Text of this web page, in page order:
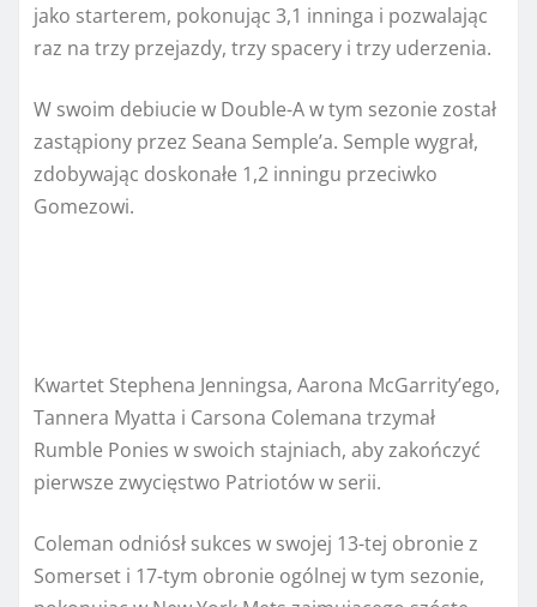
jako starterem, pokonując 3,1 inninga i pozwalając
raz na trzy przejazdy, trzy spacery i trzy uderzenia.
W swoim debiucie w Double-A w tym sezonie został
zastąpiony przez Seana Semple’a. Semple wygrał,
zdobywając doskonałe 1,2 inningu przeciwko
Gomezowi.
Kwartet Stephena Jenningsa, Aarona McGarrity’ego,
Tannera Myatta i Carsona Colemana trzymał
Rumble Ponies w swoich stajniach, aby zakończyć
pierwsze zwycięstwo Patriotów w serii.
Coleman odniósł sukces w swojej 13-tej obronie z
Somerset i 17-tym obronie ogólnej w tym sezonie,